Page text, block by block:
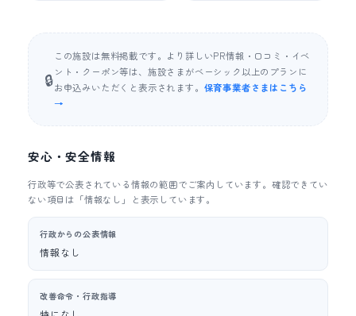
🔒
この施設は無料掲載です。より詳しいPR情報・口コミ・イベ
ント・クーポン等は、施設さまがベーシック以上のプランに
お申込みいただくと表示されます。 保育事業者さまはこちら
→
安心・安全情報
行政等で公表されている情報の範囲でご案内しています。確認できてい
ない項目は「情報なし」と表示しています。
行政からの公表情報
情報なし
改善命令・行政指導